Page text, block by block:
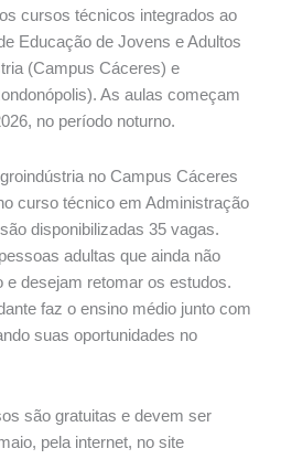
cursos técnicos integrados ao
Educação de Jovens e Adultos
(Campus Cáceres) e
As aulas começam
no período noturno.
no Campus Cáceres
curso técnico em Administração
disponibilizadas 35 vagas.
adultas que ainda não
desejam retomar os estudos.
faz o ensino médio junto com
suas oportunidades no
são gratuitas e devem ser
pela internet, no site